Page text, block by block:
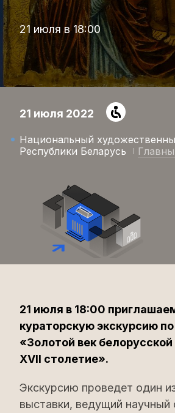
21 июля в 18:00
21 июля 2022
Национальный
Республики Беларусь
21 июля в 18:00
кураторскую экскурсию
«Золотой век
XVII столетие».
Экскурсию проведет один
выставки, ведущий научный